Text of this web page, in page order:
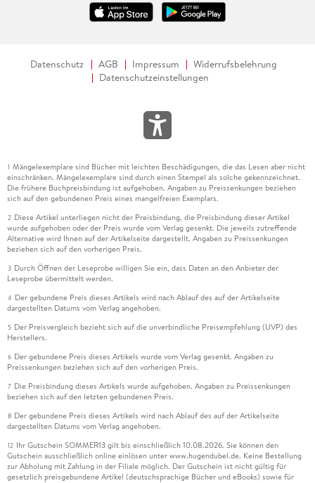
Datenschutz AGB Impressum
Widerrufsbelehrung
Datenschutzeinstellungen
1 Mängelexemplare sind Bücher mit leichten Beschädigungen, die das Lesen aber nicht
einschränken. Mängelexemplare sind durch einen Stempel als solche gekennzeichnet.
Die frühere Buchpreisbindung ist aufgehoben. Angaben zu Preissenkungen beziehen
sich auf den gebundenen Preis eines mangelfreien Exemplars.
2 Diese Artikel unterliegen nicht der Preisbindung, die Preisbindung dieser Artikel
wurde aufgehoben oder der Preis wurde vom Verlag gesenkt. Die jeweils zutreffende
Alternative wird Ihnen auf der Artikelseite dargestellt. Angaben zu Preissenkungen
beziehen sich auf den vorherigen Preis.
3 Durch Öffnen der Leseprobe willigen Sie ein, dass Daten an den Anbieter der
Leseprobe übermittelt werden.
4 Der gebundene Preis dieses Artikels wird nach Ablauf des auf der Artikelseite
dargestellten Datums vom Verlag angehoben.
5 Der Preisvergleich bezieht sich auf die unverbindliche Preisempfehlung (UVP) des
Herstellers.
6 Der gebundene Preis dieses Artikels wurde vom Verlag gesenkt. Angaben zu
Preissenkungen beziehen sich auf den vorherigen Preis.
7 Die Preisbindung dieses Artikels wurde aufgehoben. Angaben zu Preissenkungen
beziehen sich auf den letzten gebundenen Preis.
8 Der gebundene Preis dieses Artikels wird nach Ablauf des auf der Artikelseite
dargestellten Datums vom Verlag angehoben.
12 Ihr Gutschein SOMMER13 gilt bis einschließlich 10.08.2026. Sie können den
Gutschein ausschließlich online einlösen unter www.hugendubel.de. Keine Bestellung
zur Abholung mit Zahlung in der Filiale möglich. Der Gutschein ist nicht gültig für
gesetzlich preisgebundene Artikel (deutschsprachige Bücher und eBooks) sowie für